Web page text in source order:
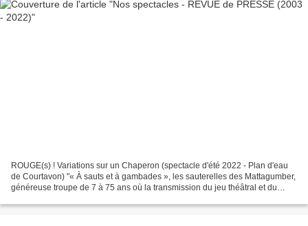
ROUGE(s) ! Variations sur un Chaperon (spectacle d'été 2022 - Plan d'eau
de Courtavon) "« À sauts et à gambades », les sauterelles des Mattagumber,
généreuse troupe de 7 à 75 ans où la transmission du jeu théâtral et du